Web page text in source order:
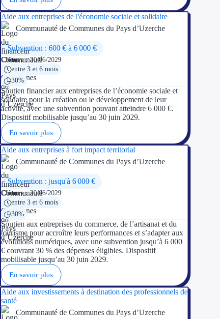
Aide aux entreprises de l'économie sociale et solidaire
Communauté de Communes du Pays d’Uzerche
Subvention : 600 € à 6 000 €
Clôture :30/06/2029
entre 3 et 6 mois
30%
Soutien financier aux entreprises de l’économie sociale et
solidaire pour la création ou le développement de leur
activité, avec une subvention pouvant atteindre 6 000 €.
Dispositif mobilisable jusqu’au 30 juin 2029.
En savoir plus
Aide aux entreprises à fort impact territorial
Communauté de Communes du Pays d’Uzerche
Subvention : jusqu'à 6 000 €
Clôture :30/06/2029
entre 3 et 6 mois
30%
Soutien aux entreprises du commerce, de l’artisanat et du
tourisme pour accroître leurs performances et s’adapter aux
évolutions numériques, avec une subvention jusqu’à 6 000
€ couvrant 30 % des dépenses éligibles. Dispositif
mobilisable jusqu’au 30 juin 2029.
En savoir plus
Aide aux investissements à destination des professionnels de
santé
Communauté de Communes du Pays d’Uzerche